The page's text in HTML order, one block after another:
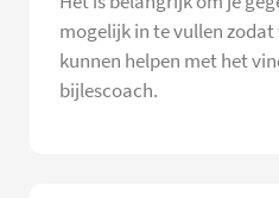
mogelijk in te vullen
kunnen helpen met het
bijlescoach.